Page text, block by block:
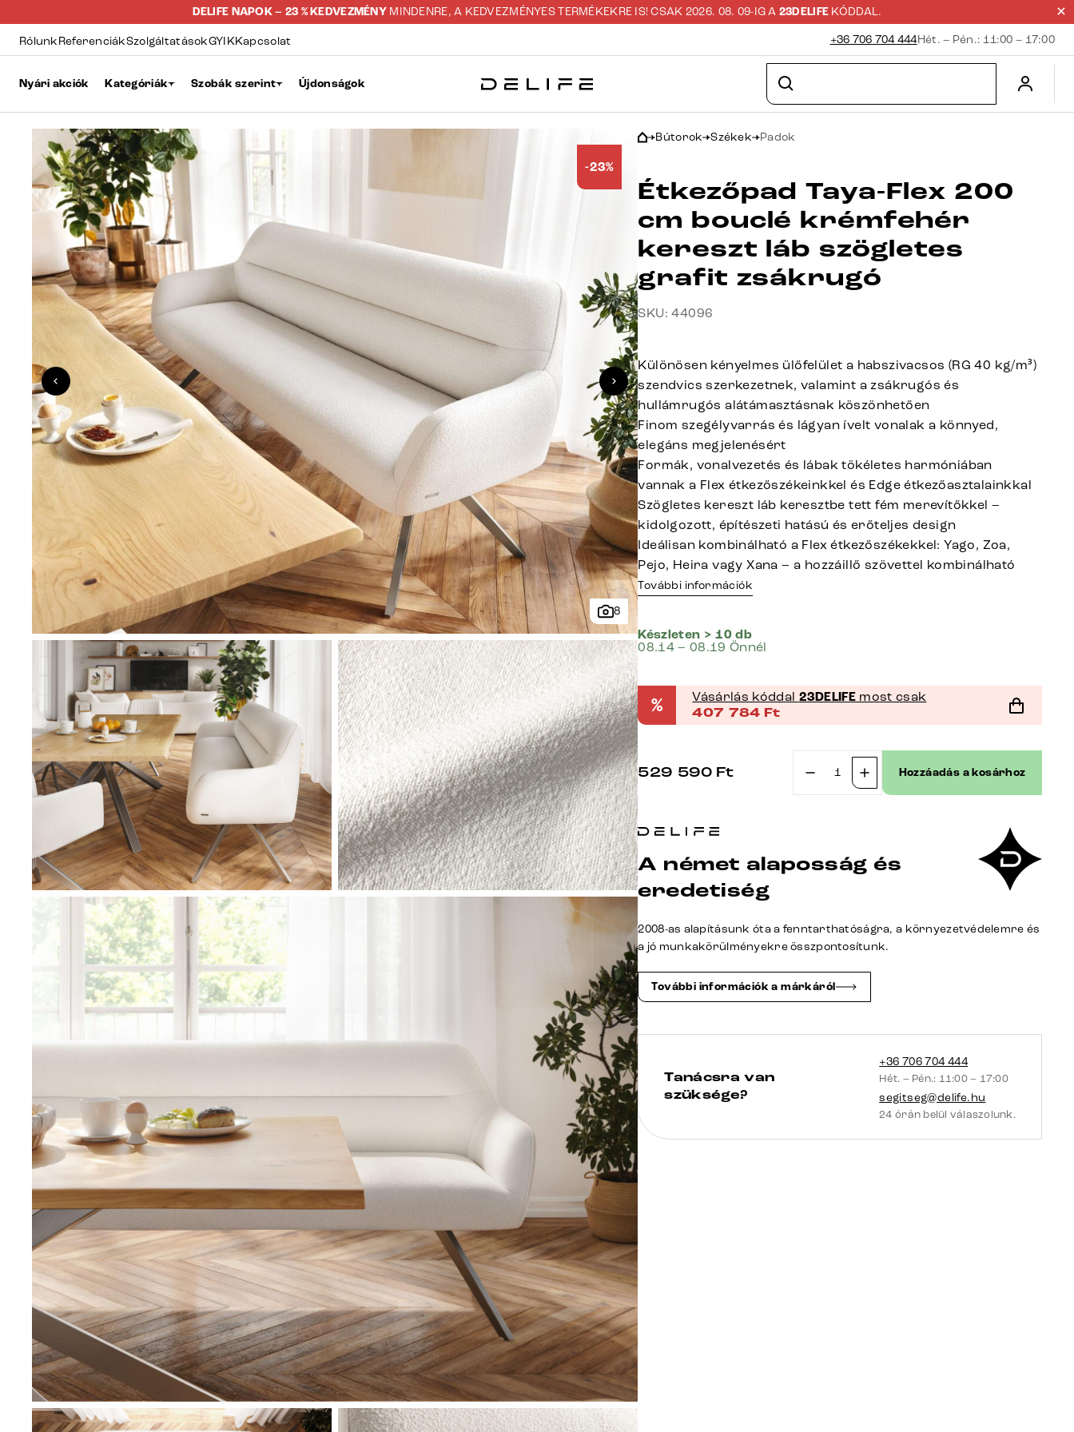
DELIFE NAPOK – 23 % KEDVEZMÉNYMINDENRE, A KEDVEZMÉNYES TERMÉKEKRE IS! CSAK 2026. 08. 09-IG A 23DELIFE KÓDDAL.
RólunkReferenciákSzolgáltatásokGYIKKapcsolat +36 706 704 444Hét. – Pén.: 11:00 – 17:00
Nyári akciók Kategóriák Szobák szerint Újdonságok
8
-23%
Bútorok Székek Padok
Étkezőpad Taya-Flex 200
cm bouclé krémfehér
kereszt láb szögletes
grafit zsákrugó
SKU: 44096
Különösen kényelmes ülőfelület a habszivacsos (RG 40 kg/m³)
szendvics szerkezetnek, valamint a zsákrugós és
hullámrugós alátámasztásnak köszönhetően
Finom szegélyvarrás és lágyan ívelt vonalak a könnyed,
elegáns megjelenésért
Formák, vonalvezetés és lábak tökéletes harmóniában
vannak a Flex étkezőszékeinkkel és Edge étkezőasztalainkkal
Szögletes kereszt láb keresztbe tett fém merevítőkkel –
kidolgozott, építészeti hatású és erőteljes design
Ideálisan kombinálható a Flex étkezőszékekkel: Yago, Zoa,
Pejo, Heira vagy Xana – a hozzáillő szövettel kombinálható
További információk
Készleten > 10 db
08.14 – 08.19 Önnél
% Vásárlás kóddal 23DELIFE most csak
407 784 Ft
529 590 Ft
Étkezőpad
cm
kereszt
láb
grafit
zsákrugó
Hozzáadás a kosárhoz
A német alaposság és
eredetiség
2008-as alapításunk óta a fenntarthatóságra, a környezetvédelemre és
a jó munkakörülményekre összpontosítunk.
További információk a márkáról
Tanácsra van
szüksége?
+36 706 704 444
Hét. – Pén.: 11:00 – 17:00
segitseg@delife.hu
24 órán belül válaszolunk.